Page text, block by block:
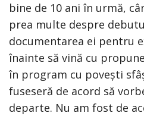
bine de 10 ani în urmă,
prea multe despre
documentarea ei pentru
înainte să vină cu
în program cu povești
fuseseră de acord să
departe. Nu am fost de